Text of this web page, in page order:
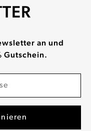
an und
Gutschein.